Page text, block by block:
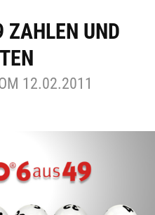
ZAHLEN UND
12.02.2011